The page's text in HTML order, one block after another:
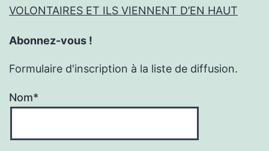
VOLONTAIRES ET ILS VIENNENT D’EN HAUT
Abonnez-vous !
Formulaire d'inscription à la liste de diffusion.
Nom*